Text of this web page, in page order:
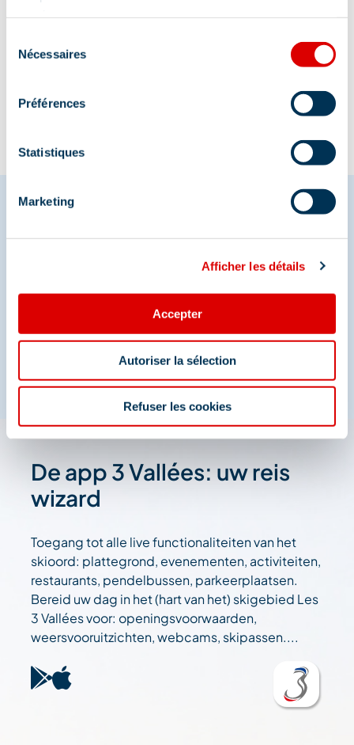
Nécessaires
Préférences
Statistiques
Marketing
Afficher les détails
Accepter
Autoriser la sélection
Refuser les cookies
En we zijn ook te vinden op de sociale media
De app 3 Vallées: uw reis
wizard
Toegang tot alle live functionaliteiten van het
skioord: plattegrond, evenementen, activiteiten,
restaurants, pendelbussen, parkeerplaatsen.
Bereid uw dag in het (hart van het) skigebied Les
3 Vallées voor: openingsvoorwaarden,
weersvooruitzichten, webcams, skipassen....